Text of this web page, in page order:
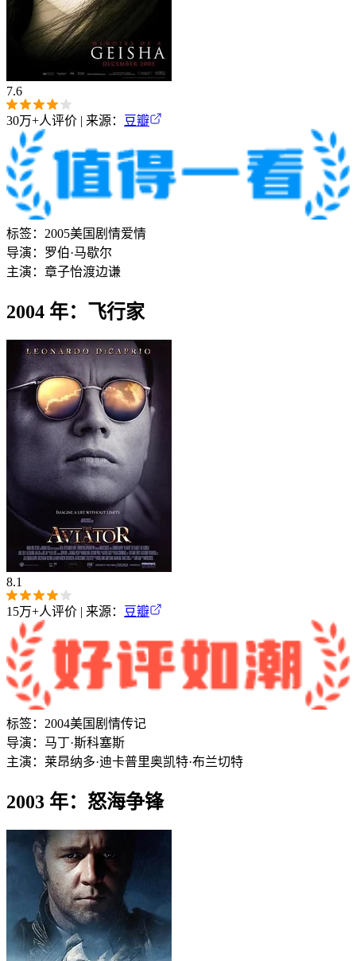
7.6
30万+人评价 | 来源： 豆瓣
标签： 2005美国 剧情爱情
导演： 罗伯·马歇尔
主演： 章子怡渡边谦
2004 年：飞行家
8.1
15万+人评价 | 来源： 豆瓣
标签： 2004美国 剧情传记
导演： 马丁·斯科塞斯
主演： 莱昂纳多·迪卡普里奥凯特·布兰切特
2003 年：怒海争锋